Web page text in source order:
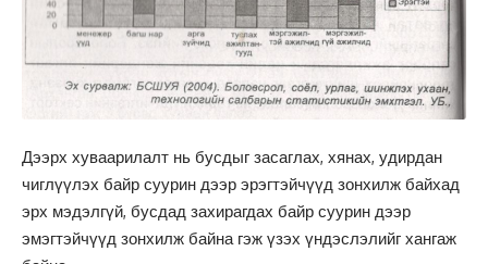
Дээрх хуваарилалт нь бусдыг засаглах, хянах, удирдан
чиглүүлэх байр суурин дээр эрэгтэйчүүд зонхилж байхад
эрх мэдэлгүй, бусдад захирагдах байр суурин дээр
эмэгтэйчүүд зонхилж байна гэж үзэх үндэслэлийг хангаж